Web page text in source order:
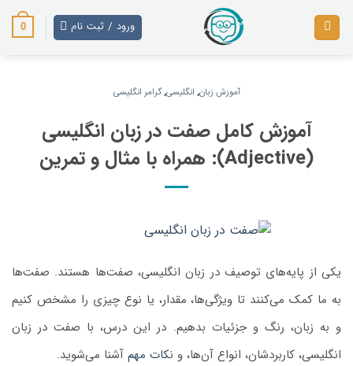
ورود / ثبت نام 0
آموزش زبان, انگلیسی,گرامر انگلیسی
آموزش کامل صفت در زبان انگلیسی
(Adjective): همراه با مثال و تمرین
یکی از پایه‌های توصیف در زبان انگلیسی، صفت‌ها هستند. صفت‌ها
به ما کمک می‌کنند تا ویژگی‌ها، مقدار، یا نوع چیزی را مشخص کنیم
و به زبان، رنگ و جزئیات بدهیم. در این درس، با صفت در زبان
انگلیسی، کاربردشان، انواع آن‌ها، و نکات مهم آشنا می‌شوید.